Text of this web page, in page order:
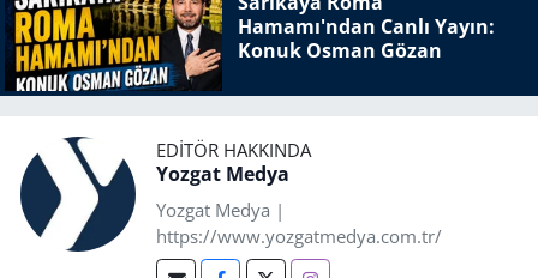
Hamamı'ndan Canlı Yayın:
Konuk Osman Gözan
EDITÖR HAKKINDA
Yozgat Medya
Yozgat Medya |
https://www.yozgatmedya.com.tr/